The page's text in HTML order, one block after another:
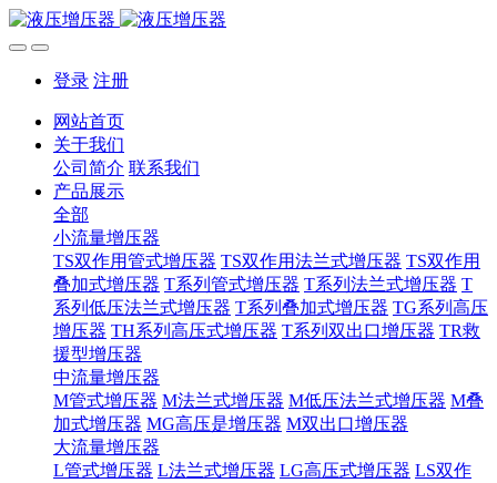
登录 注册
网站首页
关于我们
公司简介 联系我们
产品展示
全部
小流量增压器
TS双作用管式增压器 TS双作用法兰式增压器 TS双作用
叠加式增压器 T系列管式增压器 T系列法兰式增压器 T
系列低压法兰式增压器 T系列叠加式增压器 TG系列高压
增压器 TH系列高压式增压器 T系列双出口增压器 TR救
援型增压器
中流量增压器
M管式增压器 M法兰式增压器 M低压法兰式增压器 M叠
加式增压器 MG高压是增压器 M双出口增压器
大流量增压器
L管式增压器 L法兰式增压器 LG高压式增压器 LS双作